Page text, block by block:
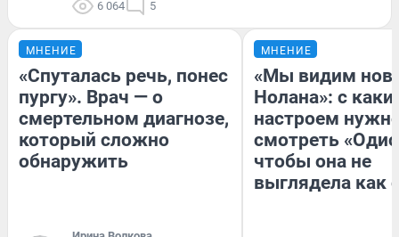
6 064 5
МНЕНИЕ
«Спуталась речь, понес
пургу». Врач — о
смертельном диагнозе,
который сложно
обнаружить
МНЕНИЕ
«Мы видим
Нолана»: с
настроем
смотреть
чтобы она не
выглядела как